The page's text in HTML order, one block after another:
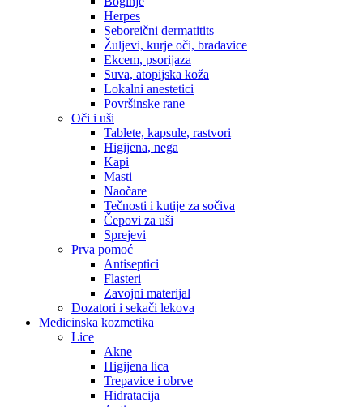
Herpes
Seboreični dermatitits
Žuljevi, kurje oči, bradavice
Ekcem, psorijaza
Suva, atopijska koža
Lokalni anestetici
Površinske rane
Oči i uši
Tablete, kapsule, rastvori
Higijena, nega
Kapi
Masti
Naočare
Tečnosti i kutije za sočiva
Čepovi za uši
Sprejevi
Prva pomoć
Antiseptici
Flasteri
Zavojni materijal
Dozatori i sekači lekova
Medicinska kozmetika
Lice
Akne
Higijena lica
Trepavice i obrve
Hidratacija